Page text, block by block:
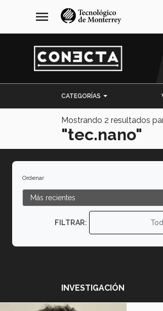
navegación
principal
menu
CATEGORÍAS
Mostrando 2 resultados
"tec.nano"
Ordenar
FILTRAR:
INVESTIGACIÓN